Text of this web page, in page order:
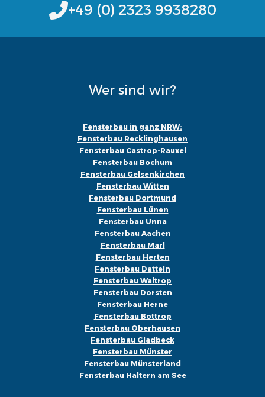
+49 (0) 2323 9938280
Wer sind wir?
Fensterbau in ganz NRW:
Fensterbau Recklinghausen
Fensterbau Castrop-Rauxel
Fensterbau Bochum
Fensterbau Gelsenkirchen
Fensterbau Witten
Fensterbau Dortmund
Fensterbau Lünen
Fensterbau Unna
Fensterbau Aachen
Fensterbau Marl
Fensterbau Herten
Fensterbau Datteln
Fensterbau Waltrop
Fensterbau Dorsten
Fensterbau Herne
Fensterbau Bottrop
Fensterbau Oberhausen
Fensterbau Gladbeck
Fensterbau Münster
Fensterbau Münsterland
Fensterbau Haltern am See